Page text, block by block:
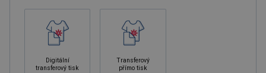
Digitální
transferový tisk
Transferový
přímo tisk